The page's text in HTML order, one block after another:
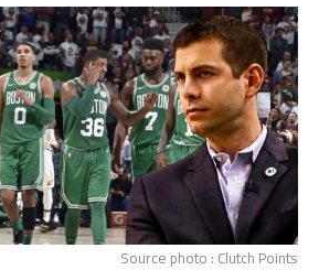
Source photo : Clutch Points